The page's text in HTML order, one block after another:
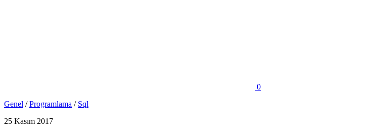
0
Genel /Programlama / Sql
25 Kasım 2017